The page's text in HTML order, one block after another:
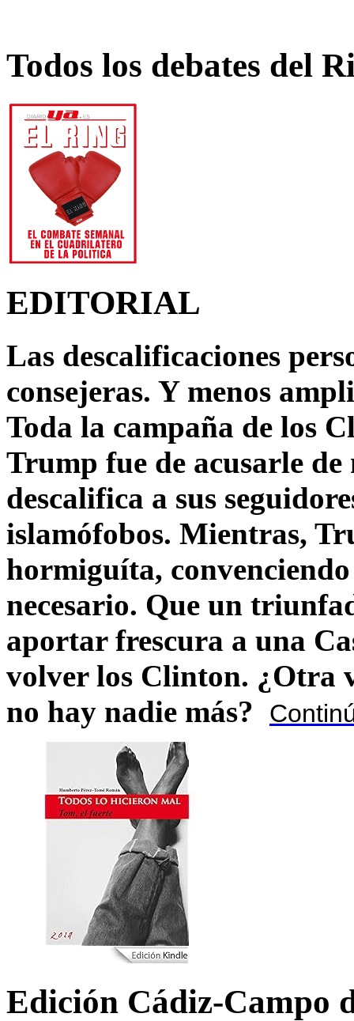
Todos los debates del
EDITORIAL
Las descalificaciones
consejeras. Y menos
Toda la campaña de los
Trump fue de acusarle
descalifica a sus
islamófobos. Mientras,
hormiguíta,
necesario. Que un
aportar frescura a una
volver los Clinton. ¿Otra
no hay nadie más?
Edición Cádiz-Campo